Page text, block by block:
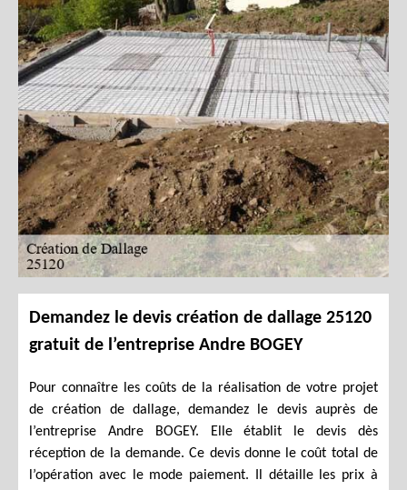
Demandez le devis création de dallage 25120
gratuit de l’entreprise Andre BOGEY
Pour connaître les coûts de la réalisation de votre projet
de création de dallage, demandez le devis auprès de
l’entreprise Andre BOGEY. Elle établit le devis dès
réception de la demande. Ce devis donne le coût total de
l’opération avec le mode paiement. Il détaille les prix à